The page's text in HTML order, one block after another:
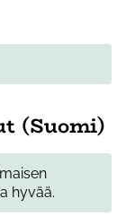
(Suomi)
hyvää.